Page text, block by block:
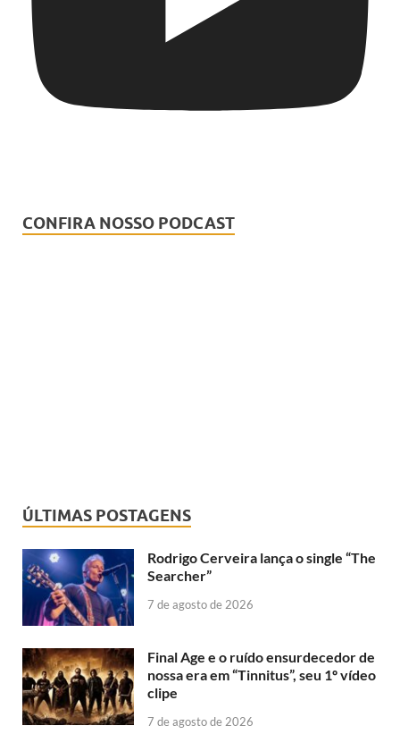
CONFIRA NOSSO PODCAST
ÚLTIMAS POSTAGENS
Rodrigo Cerveira lança o single “The
Searcher”
7 de agosto de 2026
Final Age e o ruído ensurdecedor de
nossa era em “Tinnitus”, seu 1º vídeo
clipe
7 de agosto de 2026